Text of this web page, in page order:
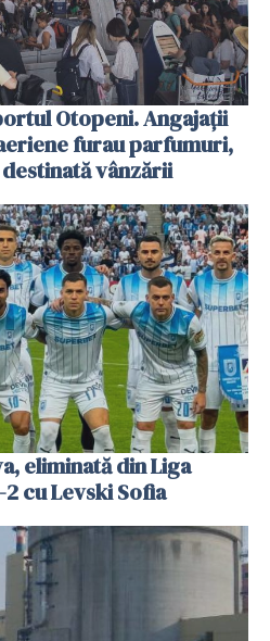
Otopeni. Angajații
furau parfumuri,
vânzării
eliminată din Liga
cu Levski Sofia